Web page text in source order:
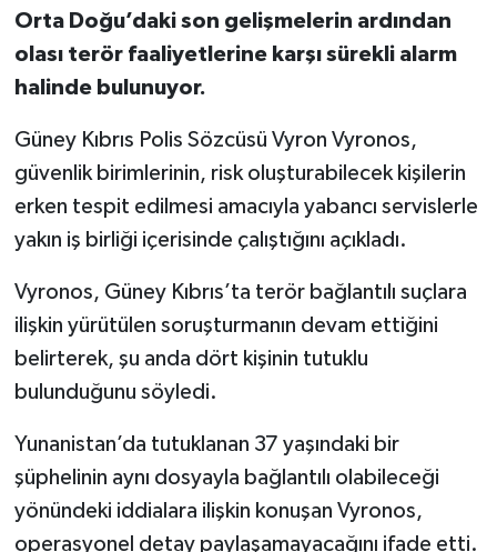
Orta Doğu’daki son gelişmelerin ardından
olası terör faaliyetlerine karşı sürekli alarm
halinde bulunuyor.
Güney Kıbrıs Polis Sözcüsü Vyron Vyronos,
güvenlik birimlerinin, risk oluşturabilecek kişilerin
erken tespit edilmesi amacıyla yabancı servislerle
yakın iş birliği içerisinde çalıştığını açıkladı.
Vyronos, Güney Kıbrıs’ta terör bağlantılı suçlara
ilişkin yürütülen soruşturmanın devam ettiğini
belirterek, şu anda dört kişinin tutuklu
bulunduğunu söyledi.
Yunanistan’da tutuklanan 37 yaşındaki bir
şüphelinin aynı dosyayla bağlantılı olabileceği
yönündeki iddialara ilişkin konuşan Vyronos,
operasyonel detay paylaşamayacağını ifade etti.